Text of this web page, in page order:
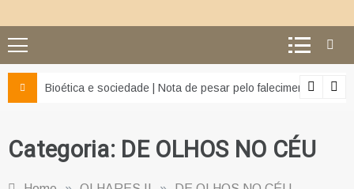
e da misericórdia’
Bioética e sociedade | Nota de pesar pelo falecimento do
Categoria: DE OLHOS NO CÉU